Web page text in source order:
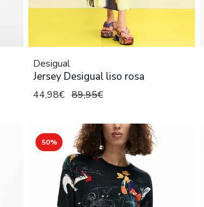
Desigual
Jersey Desigual liso rosa
44,98€ 89,95€
50%